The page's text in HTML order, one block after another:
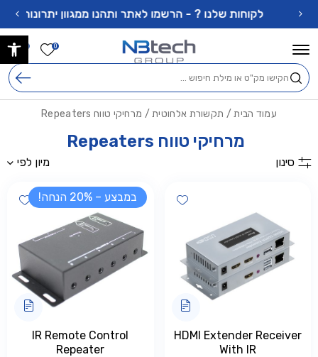
Skip to Contentלקוחות שלנו ? - הרשמו לאתר ותהנו ממגוון יתרונות !
0 הרשימה
חיפוש
עמוד הבית/ תקשורת אלחוטית/ מרחיקי טווח Repeaters
מרחיקי טווח Repeaters
סינון מיון לפי
Add wishlist
HDMI Extender Receiver
With IR
במבצע – 20% הנחה!
IR Remote Control
Repeater
בחזרה למעלה